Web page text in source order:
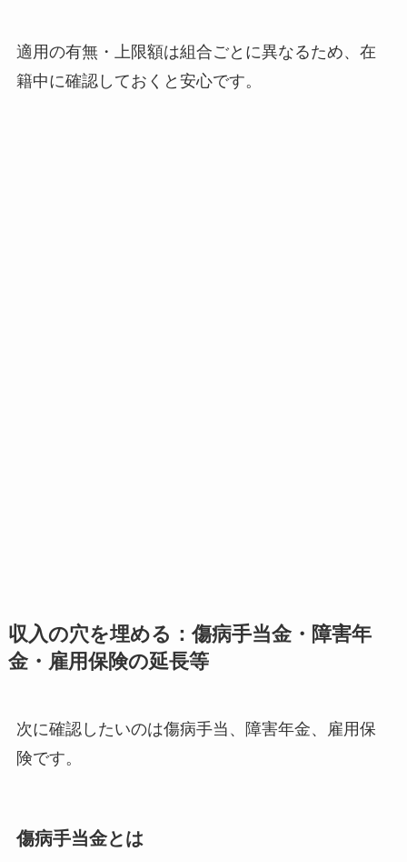
適用の有無・上限額は組合ごとに異なるため、在
籍中に確認しておくと安心です。
収入の穴を埋める：傷病手当金・障害年
金・雇用保険の延長等
次に確認したいのは傷病手当、障害年金、雇用保
険です。
傷病手当金とは